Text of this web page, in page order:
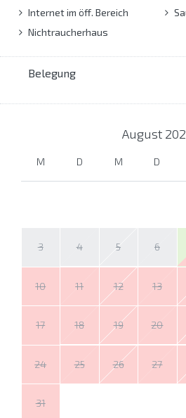
Internet im öff. Bereich
Nichtraucherhaus
Belegung
August
M D M D
3 4 5 6
10 11 12 13
17 18 19 20
24 25 26 27
31